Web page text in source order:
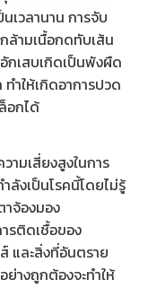
เวลานาน การจับ
ล้ามเนื้อกดทับเส้น
กเสบเกิดเป็นพังผืด
ำให้เกิดอาการปวด
อกได้
ามเสี่ยงสูงในการ
ลังเป็นโรคนี้โดยไม่รู้
าจ้องมอง
รติดเชื้อของ
และสิ่งที่อันตราย
างถูกต้องจะทำให้